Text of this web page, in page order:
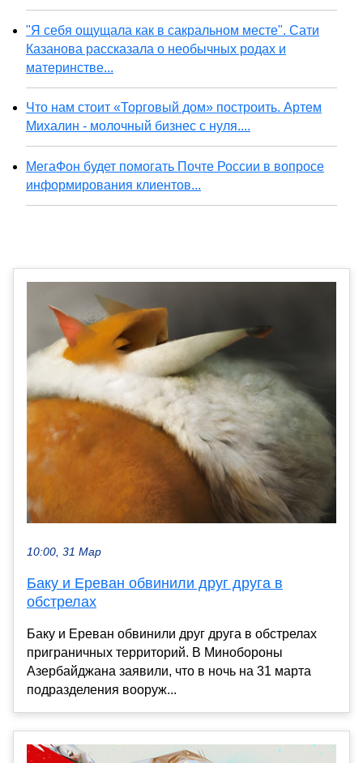
"Я себя ощущала как в сакральном месте". Сати
Казанова рассказала о необычных родах и
материнстве...
Что нам стоит «Торговый дом» построить. Артем
Михалин - молочный бизнес с нуля....
МегаФон будет помогать Почте России в вопросе
информирования клиентов...
10:00, 31 Мар
Баку и Ереван обвинили друг друга в
обстрелах
Баку и Ереван обвинили друг друга в обстрелах
приграничных территорий. В Минобороны
Азербайджана заявили, что в ночь на 31 марта
подразделения вооруж...